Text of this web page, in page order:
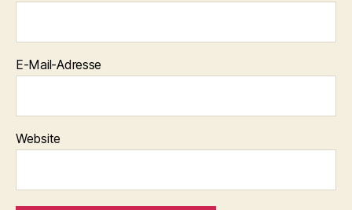
E-Mail-Adresse
Website